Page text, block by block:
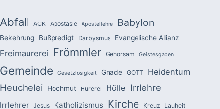
Abfall ACK Apostasie Apostellehre Babylon
Bekehrung Bußpredigt Darbysmus Evangelische Allianz
Freimaurerei Frömmler Gehorsam Geistesgaben
Gemeinde Gesetzlosigkeit Gnade GOTT Heidentum
Heuchelei Hochmut Hurerei Hölle Irrlehre
Irrlehrer Jesus Katholizismus Kirche Kreuz Lauheit